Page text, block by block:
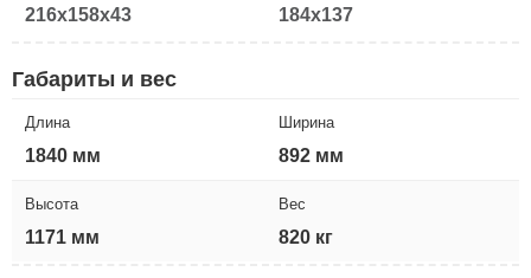
216x158x43 184x137
Габариты и вес
Длина
1840 мм
Ширина
892 мм
Высота
1171 мм
Вес
820 кг